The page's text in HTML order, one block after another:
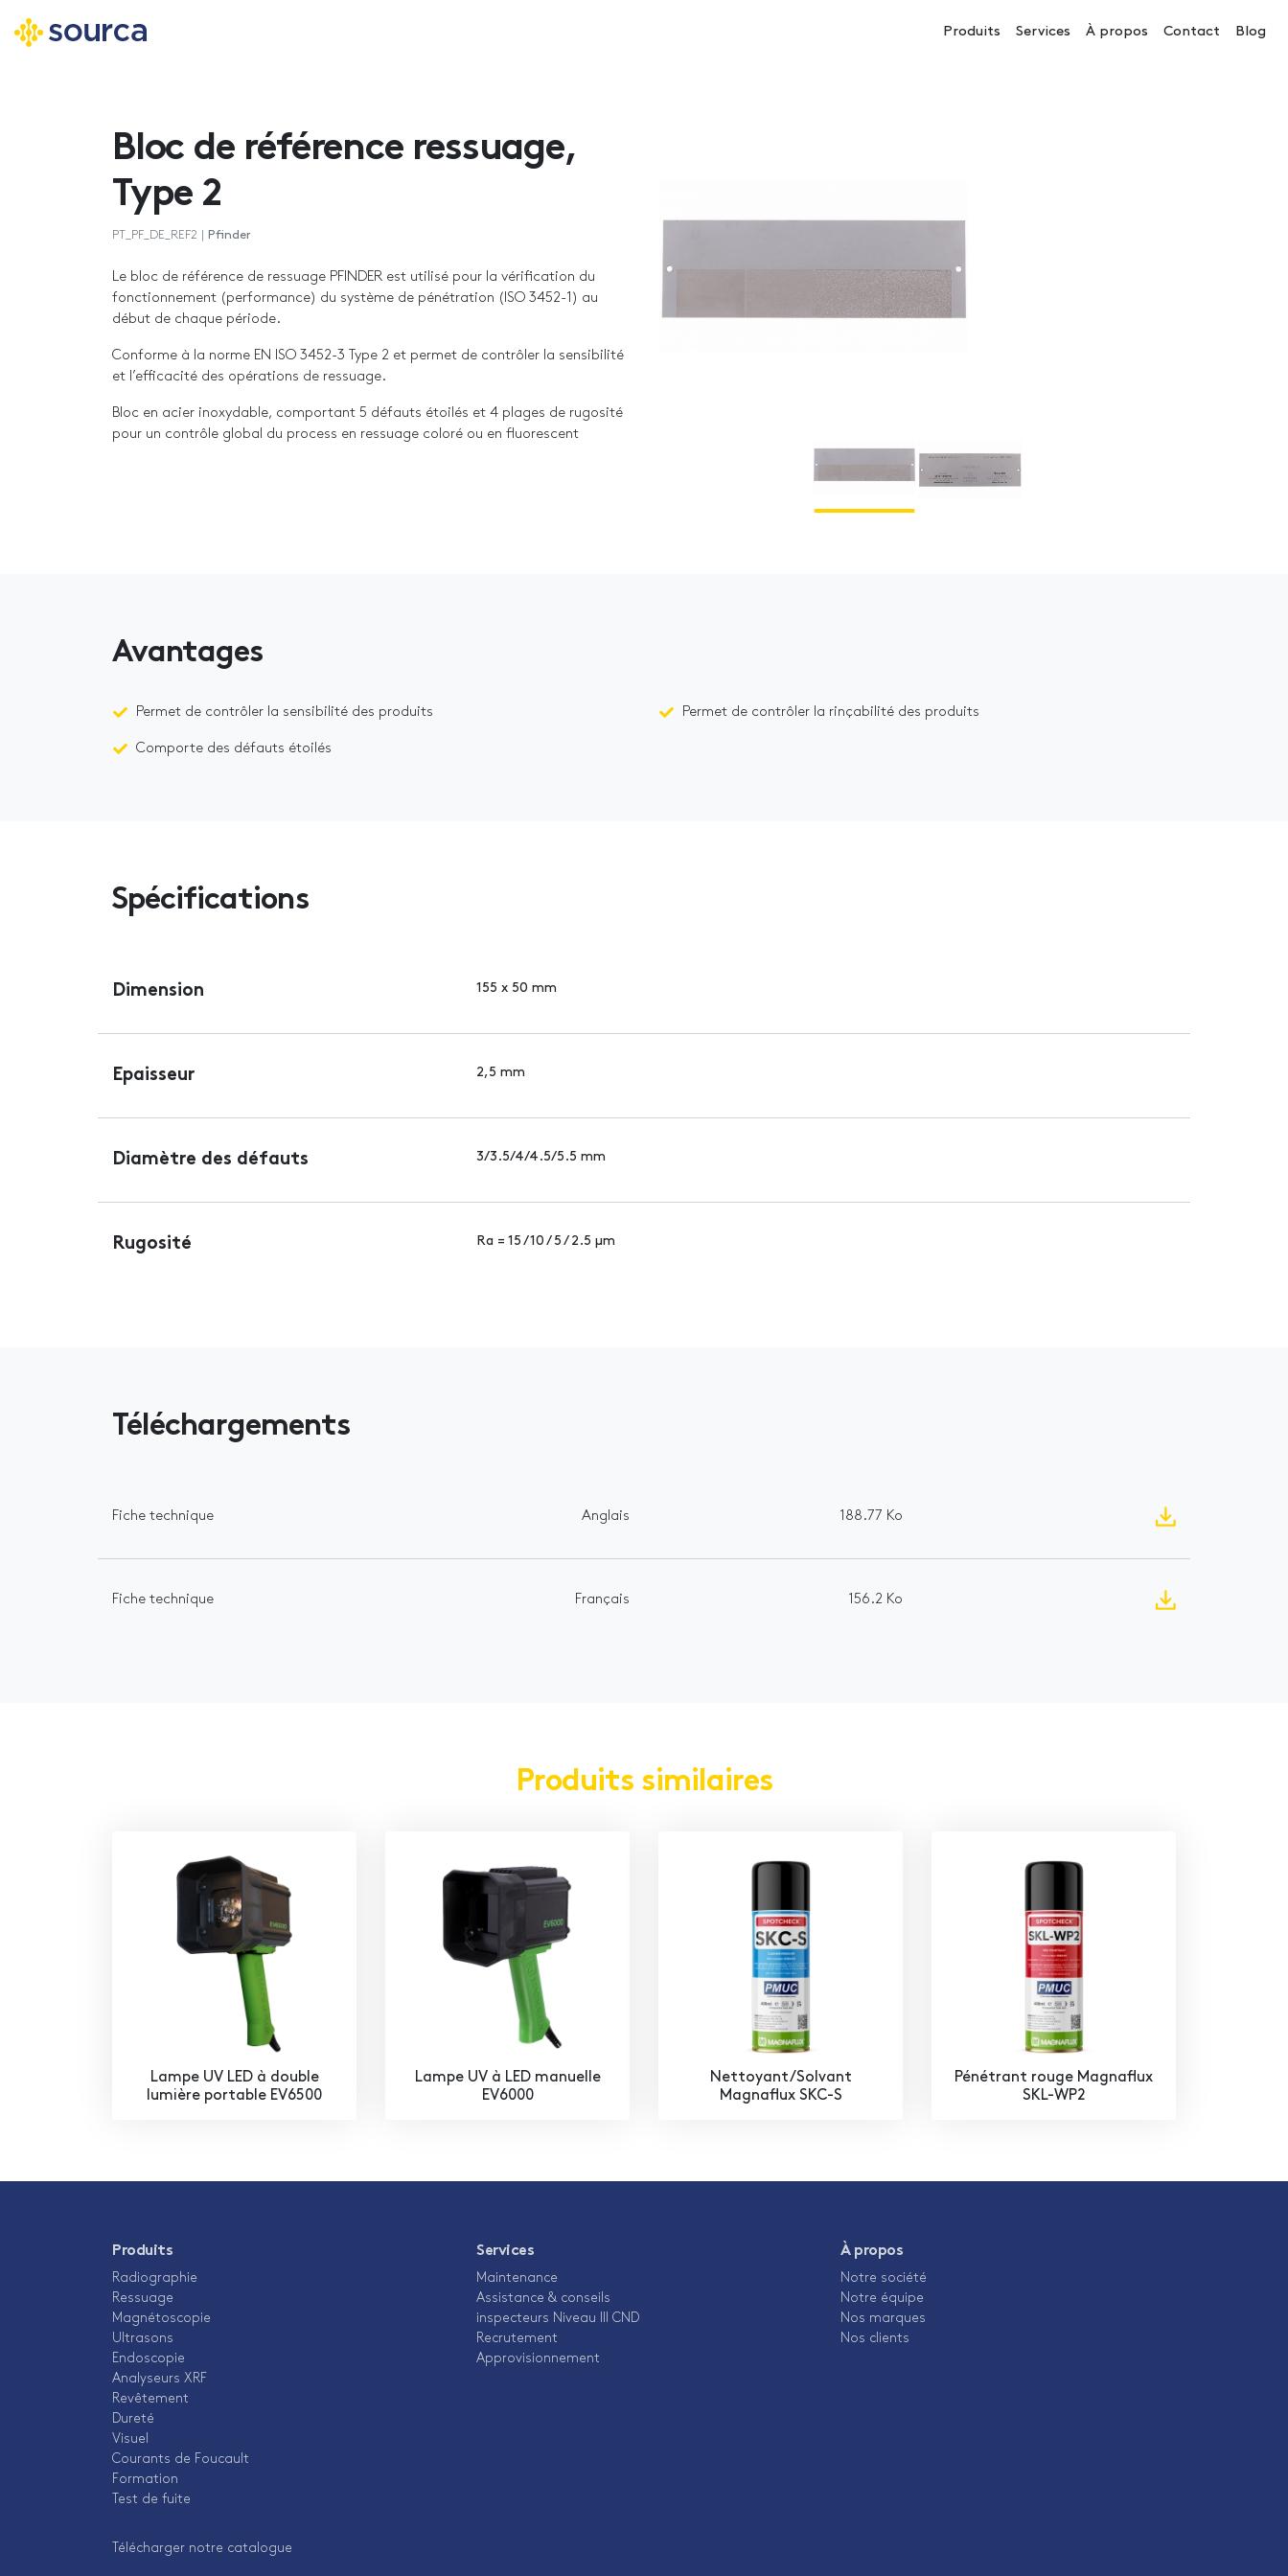
Navigation principale
Produits Services À propos Contact Blog
Bloc de référence ressuage,
Type 2
PT_PF_DE_REF2 | Pfinder
Le bloc de référence de ressuage PFINDER est utilisé pour la vérification du
fonctionnement (performance) du système de pénétration (ISO 3452-1) au
début de chaque période.
Conforme à la norme EN ISO 3452-3 Type 2 et permet de contrôler la sensibilité
et l’efficacité des opérations de ressuage.
Bloc en acier inoxydable, comportant 5 défauts étoilés et 4 plages de rugosité
pour un contrôle global du process en ressuage coloré ou en fluorescent
Avantages
Permet de contrôler la sensibilité des produits Permet de contrôler la rinçabilité des produits
Comporte des défauts étoilés
Spécifications
Dimension 155 x 50 mm
Epaisseur 2,5 mm
Diamètre des défauts 3/3.5/4/4.5/5.5 mm
Rugosité Ra = 15 / 10 / 5 / 2.5 µm
Téléchargements
Fiche technique Anglais 188.77 Ko
Fiche technique Français 156.2 Ko
Produits similaires
Lampe UV LED à double
lumière portable EV6500
Lampe UV à LED manuelle
EV6000
Nettoyant/Solvant
Magnaflux SKC-S
Pénétrant rouge Magnaflux
SKL-WP2
Produits
Radiographie
Ressuage
Magnétoscopie
Ultrasons
Endoscopie
Analyseurs XRF
Revêtement
Dureté
Visuel
Courants de Foucault
Formation
Test de fuite
Services
Maintenance
Assistance & conseils
inspecteurs Niveau III CND
Recrutement
Approvisionnement
À propos
Notre société
Notre équipe
Nos marques
Nos clients
Télécharger notre catalogue